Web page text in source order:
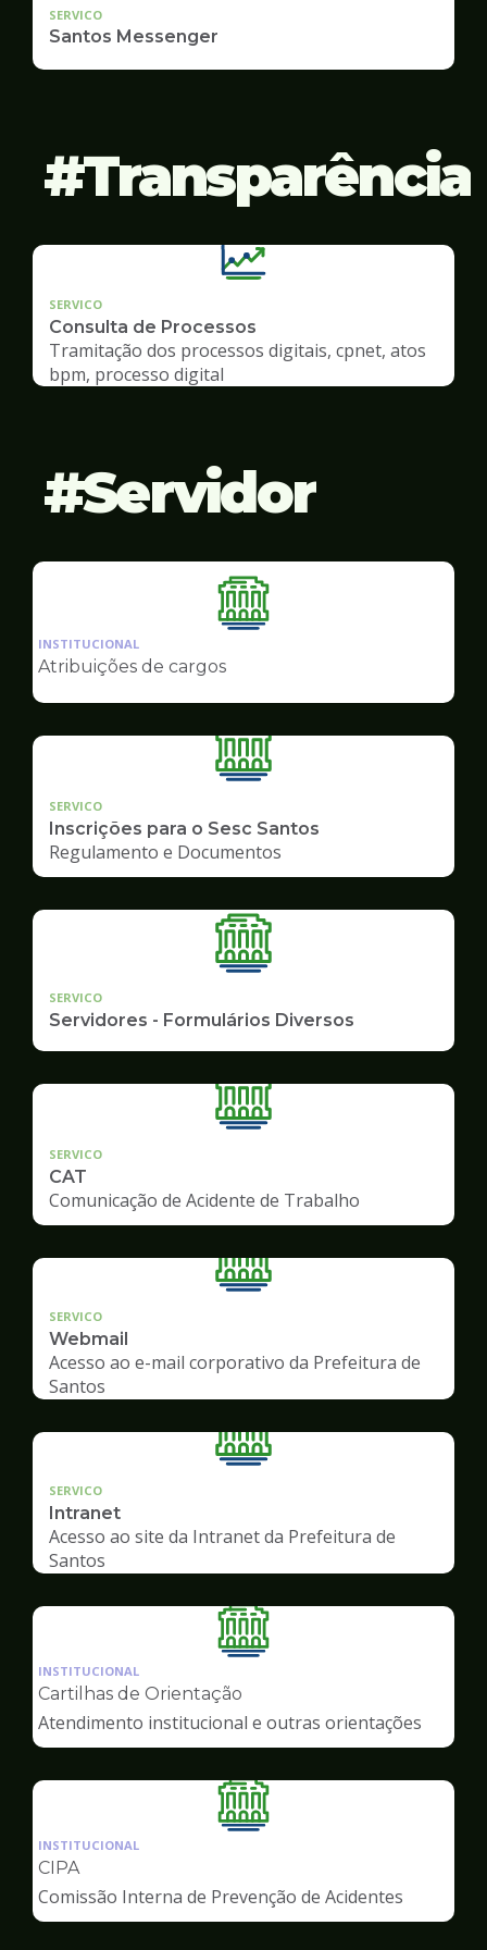
SERVICO
Santos Messenger
Transparência
SERVICO
Consulta de Processos
Tramitação dos processos digitais, cpnet, atos
bpm, processo digital
Servidor
Ilustração
da
Servidor
INSTITUCIONAL
Atribuições de cargos
SERVICO
Inscrições para o Sesc Santos
Regulamento e Documentos
SERVICO
Servidores - Formulários Diversos
SERVICO
CAT
Comunicação de Acidente de Trabalho
SERVICO
Webmail
Acesso ao e-mail corporativo da Prefeitura de
Santos
SERVICO
Intranet
Acesso ao site da Intranet da Prefeitura de
Santos
Ilustração
da
de
Servidor
INSTITUCIONAL
Cartilhas de Orientação
Atendimento institucional e outras orientações
Ilustração
da
Servidor
INSTITUCIONAL
CIPA
Comissão Interna de Prevenção de Acidentes